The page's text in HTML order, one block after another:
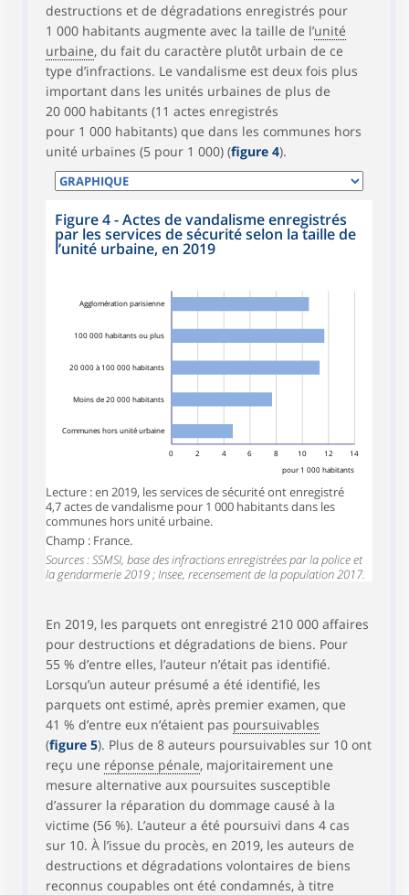
destructions et de dégradations enregistrés pour
1 000 habitants augmente avec la taille de l’unité
urbaine, du fait du caractère plutôt urbain de ce
type d’infractions. Le vandalisme est deux fois plus
important dans les unités urbaines de plus de
20 000 habitants (11 actes enregistrés
pour 1 000 habitants) que dans les communes hors
unité urbaines (5 pour 1 000) (figure 4).
Figure 4 - Actes de vandalisme enregistrés
par les services de sécurité selon la taille de
l’unité urbaine, en 2019
0 2 4 6 8 10 12
14
pour 1 000 habitants
Agglomération parisienne
100 000 habitants ou plus
20 000 à 100 000 habitants
Moins de 20 000 habitants
Communes hors unité urbaine
Lecture : en 2019, les services de sécurité ont enregistré
4,7 actes de vandalisme pour 1 000 habitants dans les
communes hors unité urbaine.
Champ : France.
Sources : SSMSI, base des infractions enregistrées par la police et
la gendarmerie 2019 ; Insee, recensement de la population 2017.
En 2019, les parquets ont enregistré 210 000 affaires
pour destructions et dégradations de biens. Pour
55 % d’entre elles, l’auteur n’était pas identifié.
Lorsqu’un auteur présumé a été identifié, les
parquets ont estimé, après premier examen, que
41 % d’entre eux n’étaient pas poursuivables
(figure 5). Plus de 8 auteurs poursuivables sur 10 ont
reçu une réponse pénale, majoritairement une
mesure alternative aux poursuites susceptible
d’assurer la réparation du dommage causé à la
victime (56 %). L’auteur a été poursuivi dans 4 cas
sur 10. À l’issue du procès, en 2019, les auteurs de
destructions et dégradations volontaires de biens
reconnus coupables ont été condamnés, à titre